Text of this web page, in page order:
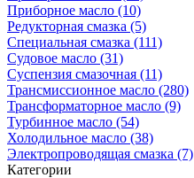
Приборное масло (10)
Редукторная смазка (5)
Специальная смазка (111)
Судовое масло (31)
Суспензия смазочная (11)
Трансмиссионное масло (280)
Трансформаторное масло (9)
Турбинное масло (54)
Холодильное масло (38)
Электропроводящая смазка (7)
Категории